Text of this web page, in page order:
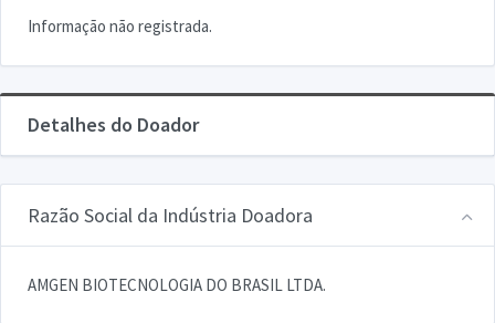
Informação não registrada.
Detalhes do Doador
Razão Social da Indústria Doadora
AMGEN BIOTECNOLOGIA DO BRASIL LTDA.